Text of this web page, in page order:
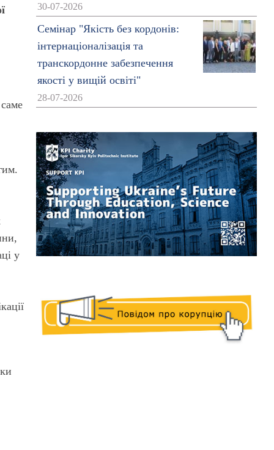
у
30-07-2026
Семінар "Якість без кордонів:
інтернаціоналізація та
транскордонне забезпечення
якості у вищій освіті"
28-07-2026